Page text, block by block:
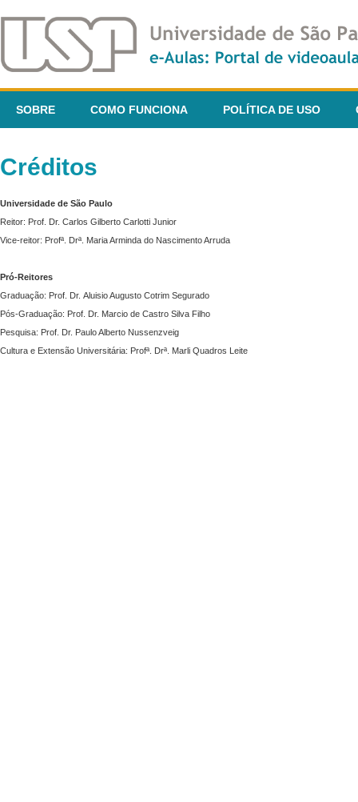
SOBRE COMO FUNCIONA POLÍTICA DE USO
Créditos
Universidade de São Paulo
Reitor: Prof. Dr. Carlos Gilberto Carlotti Junior
Vice-reitor: Profª. Drª. Maria Arminda do Nascimento Arruda
Pró-Reitores
Graduação: Prof. Dr. Aluisio Augusto Cotrim Segurado
Pós-Graduação: Prof. Dr. Marcio de Castro Silva Filho
Pesquisa: Prof. Dr. Paulo Alberto Nussenzveig
Cultura e Extensão Universitária: Profª. Drª. Marli Quadros Leite